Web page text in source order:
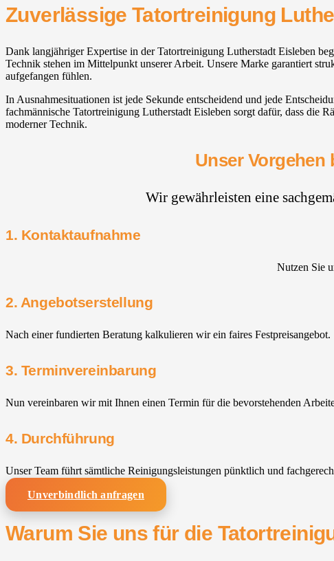
Zuverlässige Tatortreinigung
Dank langjähriger Expertise in der Tatortreinigung Lutherstadt Eisleben
Technik stehen im Mittelpunkt unserer Arbeit. Unsere Marke garantiert
aufgefangen fühlen.
In Ausnahmesituationen ist jede Sekunde entscheidend und jede
fachmännische Tatortreinigung Lutherstadt Eisleben sorgt dafür, dass die
moderner Technik.
Unser
Wir gewährleisten eine
1. Kontaktaufnahme
Nutzen Sie
2. Angebotserstellung
Nach einer fundierten Beratung kalkulieren wir ein faires Festpreisangebot.
3. Terminvereinbarung
Nun vereinbaren wir mit Ihnen einen Termin für die bevorstehenden
4. Durchführung
Unser Team führt sämtliche Reinigungsleistungen pünktlich und
Unverbindlich anfragen
Warum Sie uns für die